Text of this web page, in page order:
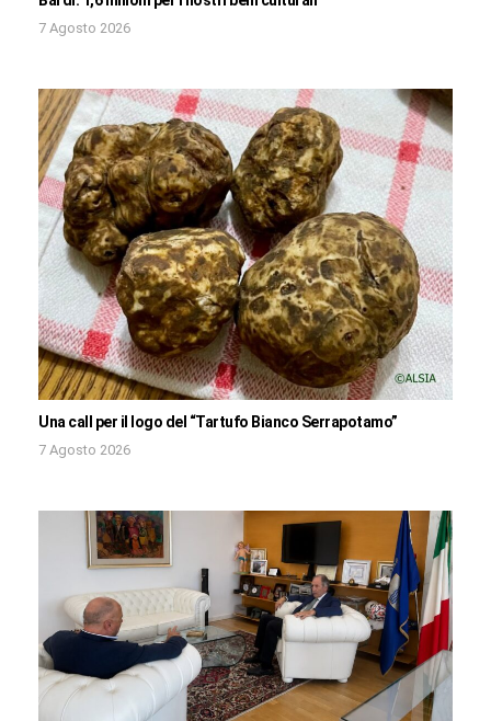
7 Agosto 2026
Una call per il logo del “Tartufo Bianco Serrapotamo”
7 Agosto 2026